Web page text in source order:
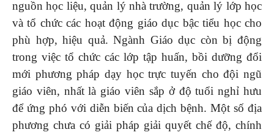
nguồn học liệu, quản lý nhà trường, quản lý lớp học
và tổ chức các hoạt động giáo dục bậc tiểu học cho
phù hợp, hiệu quả. Ngành Giáo dục còn bị động
trong việc tổ chức các lớp tập huấn, bồi dưỡng đổi
mới phương pháp dạy học trực tuyến cho đội ngũ
giáo viên, nhất là giáo viên sắp ở độ tuổi nghỉ hưu
để ứng phó với diễn biến của dịch bệnh. Một số địa
phương chưa có giải pháp giải quyết chế độ, chính